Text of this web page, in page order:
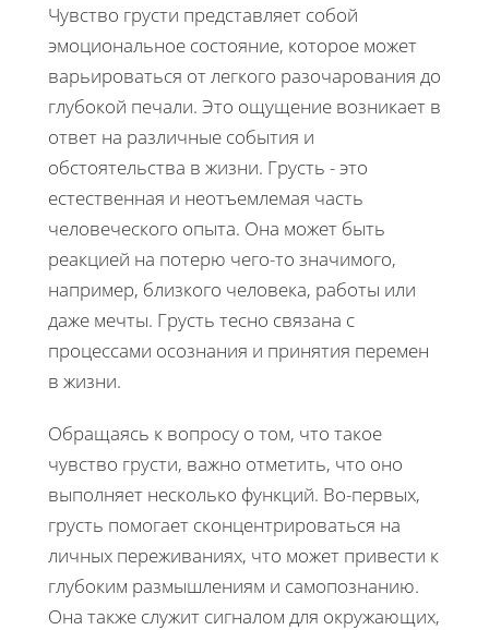
Чувство грусти представляет собой
эмоциональное состояние, которое может
варьироваться от легкого разочарования до
глубокой печали. Это ощущение возникает в
ответ на различные события и
обстоятельства в жизни. Грусть - это
естественная и неотъемлемая часть
человеческого опыта. Она может быть
реакцией на потерю чего-то значимого,
например, близкого человека, работы или
даже мечты. Грусть тесно связана с
процессами осознания и принятия перемен
в жизни.
Обращаясь к вопросу о том, что такое
чувство грусти, важно отметить, что оно
выполняет несколько функций. Во-первых,
грусть помогает сконцентрироваться на
личных переживаниях, что может привести к
глубоким размышлениям и самопознанию.
Она также служит сигналом для окружающих,